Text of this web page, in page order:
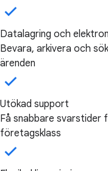
Datalagring och
Bevara, arkivera och
ärenden
Utökad support
Få snabbare svarstider
företagsklass